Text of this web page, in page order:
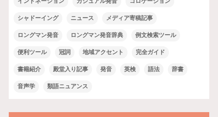
シャドーイング ニュース メディア寄稿記事
ロングマン発音 ロングマン発音辞典 例文検索ツール
便利ツール 冠詞 地域アクセント 完全ガイド
書籍紹介 殿堂入り記事 発音 英検 語法 辞書
音声学 類語ニュアンス